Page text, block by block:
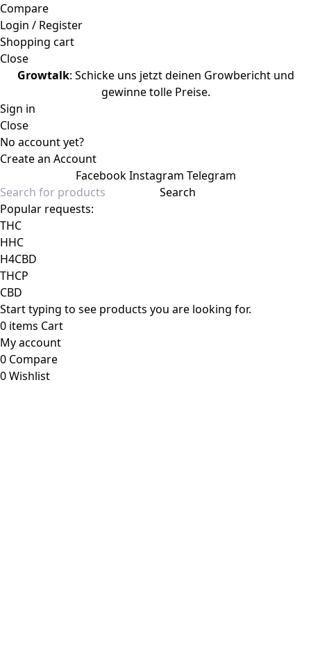
Compare
Login / Register
Shopping cart
Close
Growtalk: Schicke uns jetzt deinen Growbericht und
gewinne tolle Preise.
Sign in
Close
No account yet?
Create an Account
Facebook Instagram Telegram
Search
Popular requests:
THC
HHC
H4CBD
THCP
CBD
Start typing to see products you are looking for.
0 items Cart
My account
0 Compare
0Wishlist